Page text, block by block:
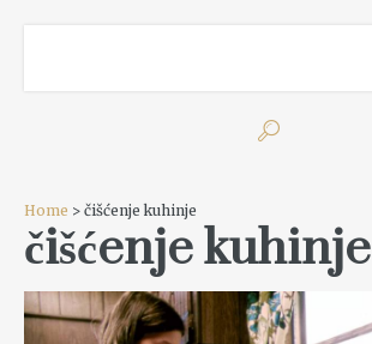
Home > čišćenje kuhinje
čišćenje kuhinje